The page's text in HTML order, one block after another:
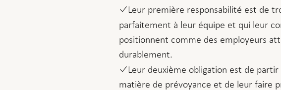
Leur première responsabilité est de
parfaitement à leur équipe et qui leur
positionnent comme des employeurs
durablement.
Leur deuxième obligation est de
matière de prévoyance et de leur faire